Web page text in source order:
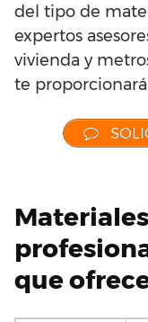
del tipo de
expertos
vivienda y
te
que